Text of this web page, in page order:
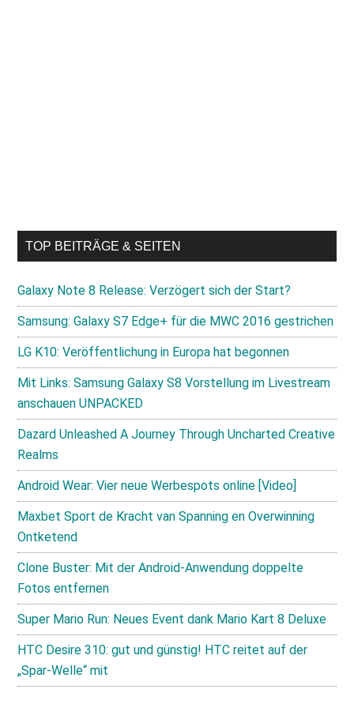
TOP BEITRÄGE & SEITEN
Galaxy Note 8 Release: Verzögert sich der Start?
Samsung: Galaxy S7 Edge+ für die MWC 2016 gestrichen
LG K10: Veröffentlichung in Europa hat begonnen
Mit Links: Samsung Galaxy S8 Vorstellung im Livestream
anschauen UNPACKED
Dazard Unleashed A Journey Through Uncharted Creative
Realms
Android Wear: Vier neue Werbespots online [Video]
Maxbet Sport de Kracht van Spanning en Overwinning
Ontketend
Clone Buster: Mit der Android-Anwendung doppelte
Fotos entfernen
Super Mario Run: Neues Event dank Mario Kart 8 Deluxe
HTC Desire 310: gut und günstig! HTC reitet auf der
„Spar-Welle“ mit